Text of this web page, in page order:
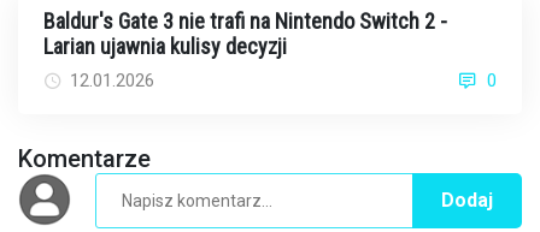
Baldur's Gate 3 nie trafi na Nintendo Switch 2 -
Larian ujawnia kulisy decyzji
12.01.2026 0
Komentarze
Dodaj